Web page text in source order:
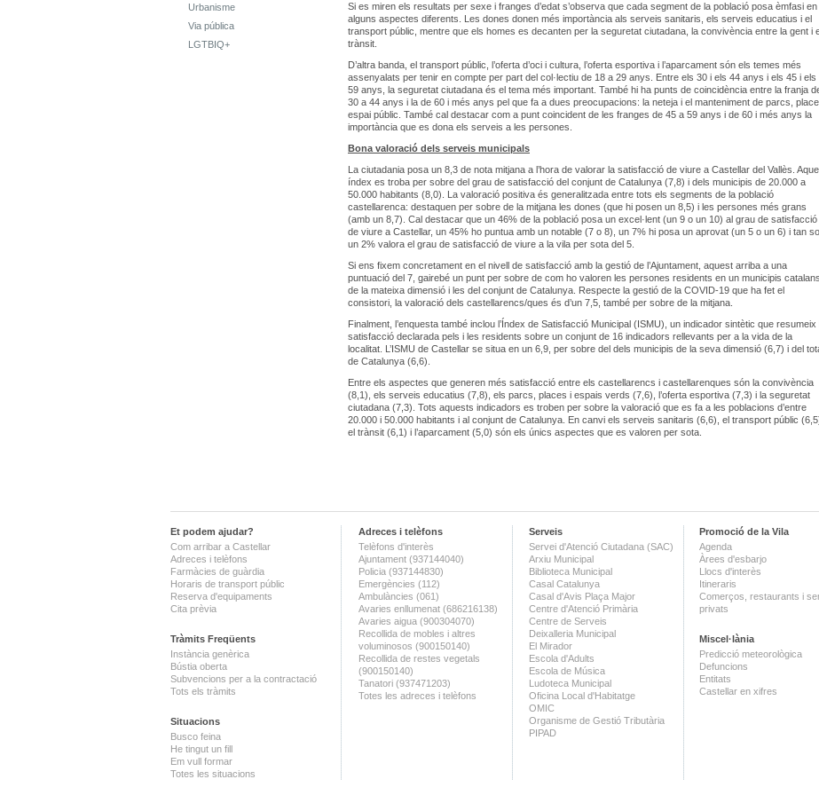
Urbanisme
Via pública
LGTBIQ+
Si es miren els resultats per sexe i franges d’edat s’observa que cada segment de la població posa èmfasi en
alguns aspectes diferents. Les dones donen més importància als serveis sanitaris, els serveis educatius i el
transport públic, mentre que els homes es decanten per la seguretat ciutadana, la convivència entre la gent i
trànsit.
D’altra banda, el transport públic, l’oferta d’oci i cultura, l’oferta esportiva i l’aparcament són els temes més
assenyalats per tenir en compte per part del col·lectiu de 18 a 29 anys. Entre els 30 i els 44 anys i els 45 i els
59 anys, la seguretat ciutadana és el tema més important. També hi ha punts de coincidència entre la franja
30 a 44 anys i la de 60 i més anys pel que fa a dues preocupacions: la neteja i el manteniment de parcs,
espai públic. També cal destacar com a punt coincident de les franges de 45 a 59 anys i de 60 i més anys la
importància que es dona els serveis a les persones.
Bona valoració dels serveis municipals
La ciutadania posa un 8,3 de nota mitjana a l’hora de valorar la satisfacció de viure a Castellar del Vallès.
índex es troba per sobre del grau de satisfacció del conjunt de Catalunya (7,8) i dels municipis de 20.000 a
50.000 habitants (8,0). La valoració positiva és generalitzada entre tots els segments de la població
castellarenca: destaquen per sobre de la mitjana les dones (que hi posen un 8,5) i les persones més grans
(amb un 8,7). Cal destacar que un 46% de la població posa un excel·lent (un 9 o un 10) al grau de satisfacció
de viure a Castellar, un 45% ho puntua amb un notable (7 o 8), un 7% hi posa un aprovat (un 5 o un 6) i tan
un 2% valora el grau de satisfacció de viure a la vila per sota del 5.
Si ens fixem concretament en el nivell de satisfacció amb la gestió de l’Ajuntament, aquest arriba a una
puntuació del 7, gairebé un punt per sobre de com ho valoren les persones residents en un municipis catalans
de la mateixa dimensió i les del conjunt de Catalunya. Respecte la gestió de la COVID-19 que ha fet el
consistori, la valoració dels castellarencs/ques és d’un 7,5, també per sobre de la mitjana.
Finalment, l’enquesta també inclou l’Índex de Satisfacció Municipal (ISMU), un indicador sintètic que resumeix
satisfacció declarada pels i les residents sobre un conjunt de 16 indicadors rellevants per a la vida de la
localitat. L’ISMU de Castellar se situa en un 6,9, per sobre del dels municipis de la seva dimensió (6,7) i del
de Catalunya (6,6).
Entre els aspectes que generen més satisfacció entre els castellarencs i castellarenques són la convivència
(8,1), els serveis educatius (7,8), els parcs, places i espais verds (7,6), l’oferta esportiva (7,3) i la seguretat
ciutadana (7,3). Tots aquests indicadors es troben per sobre la valoració que es fa a les poblacions d’entre
20.000 i 50.000 habitants i al conjunt de Catalunya. En canvi els serveis sanitaris (6,6), el transport públic
el trànsit (6,1) i l’aparcament (5,0) són els únics aspectes que es valoren per sota.
Et podem ajudar?
Com arribar a Castellar
Adreces i telèfons
Farmàcies de guàrdia
Horaris de transport públic
Reserva d'equipaments
Cita prèvia
Tràmits Freqüents
Instància genèrica
Bústia oberta
Subvencions per a la contractació
Tots els tràmits
Situacions
Busco feina
He tingut un fill
Em vull formar
Totes les situacions
Adreces i telèfons
Telèfons d'interès
Ajuntament (937144040)
Policia (937144830)
Emergències (112)
Ambulàncies (061)
Avaries enllumenat (686216138)
Avaries aigua (900304070)
Recollida de mobles i altres
voluminosos (900150140)
Recollida de restes vegetals
(900150140)
Tanatori (937471203)
Totes les adreces i telèfons
Serveis
Servei d'Atenció Ciutadana (SAC)
Arxiu Municipal
Biblioteca Municipal
Casal Catalunya
Casal d'Avis Plaça Major
Centre d'Atenció Primària
Centre de Serveis
Deixalleria Municipal
El Mirador
Escola d'Adults
Escola de Música
Ludoteca Municipal
Oficina Local d'Habitatge
OMIC
Organisme de Gestió Tributària
PIPAD
Promoció de la Vila
Agenda
Àrees d'esbarjo
Llocs d'interès
Itineraris
Comerços, restaurants i
privats
Miscel·lània
Predicció meteorològica
Defuncions
Entitats
Castellar en xifres